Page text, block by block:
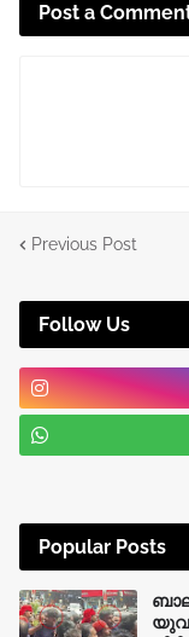
Post a
Previous Post
Follow Us
Popular Posts